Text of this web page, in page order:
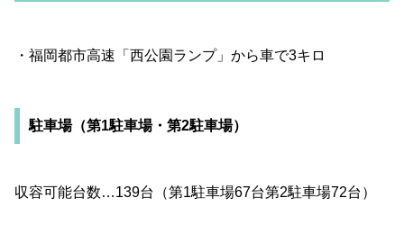
・福岡都市高速「西公園ランプ」から車で3キロ
駐車場（第1駐車場・第2駐車場）
収容可能台数…139台（第1駐車場67台第2駐車場72台）